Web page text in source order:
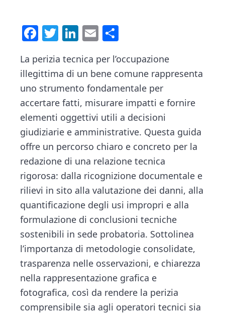
F
ce
b
o
ok
T
tt
er
Li
e
dI
n
E
ai
l
n
di
vi
di
La perizia tecnica per l’occupazione
illegittima di un bene comune rappresenta
uno strumento fondamentale per
accertare fatti, misurare impatti e fornire
elementi oggettivi utili a decisioni
giudiziarie e amministrative. Questa guida
offre un percorso chiaro e concreto per la
redazione di una relazione tecnica
rigorosa: dalla ricognizione documentale e
rilievi in sito alla valutazione dei danni, alla
quantificazione degli usi impropri e alla
formulazione di conclusioni tecniche
sostenibili in sede probatoria. Sottolinea
l’importanza di metodologie consolidate,
trasparenza nelle osservazioni, e chiarezza
nella rappresentazione grafica e
fotografica, così da rendere la perizia
comprensibile sia agli operatori tecnici sia